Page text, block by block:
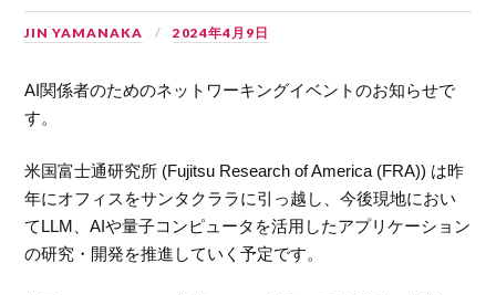
JIN YAMANAKA 2024年4月9日
AI関係者のためのネットワーキングイベントのお知らせで
す。
米国富士通研究所 (Fujitsu Research of America (FRA)) は昨
年にオフィスをサンタクララに引っ越し、今後現地におい
てLLM、AIや量子コンピュータを活用したアプリケーション
の研究・開発を推進していく予定です。